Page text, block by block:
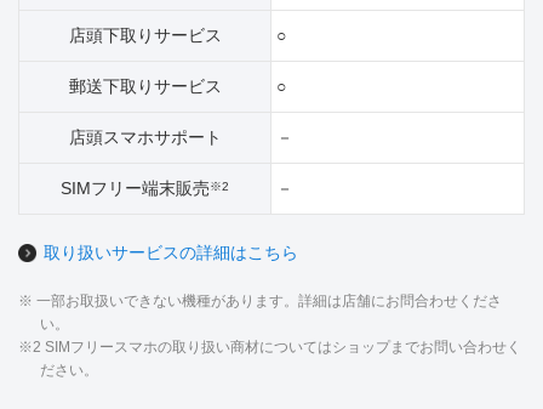
店頭下取りサービス ○
郵送下取りサービス ○
店頭スマホサポート －
SIMフリー端末販売※2 －
取り扱いサービスの詳細はこちら
※ 一部お取扱いできない機種があります。詳細は店舗にお問合わせくださ
い。
※2 SIMフリースマホの取り扱い商材についてはショップまでお問い合わせく
ださい。